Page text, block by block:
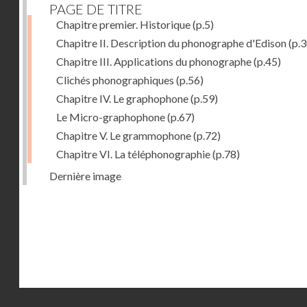
PAGE DE TITRE
Chapitre premier. Historique(p.5)
Chapitre II. Description du phonographe d'Edison
Chapitre III. Applications du phonographe(p.45)
Clichés phonographiques (p.56)
Chapitre IV. Le graphophone(p.59)
Le Micro-graphophone(p.67)
Chapitre V. Le grammophone(p.72)
Chapitre VI. La téléphonographie(p.78)
Dernière image